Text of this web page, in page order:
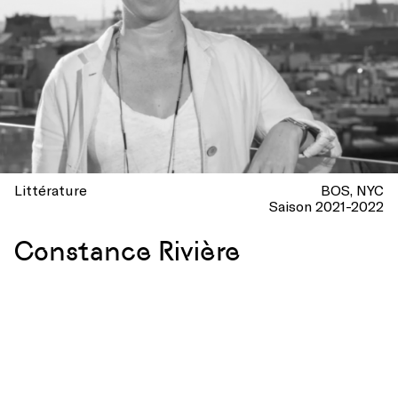
Littérature BOS NYC
Saison 2021-2022
Constance Rivière